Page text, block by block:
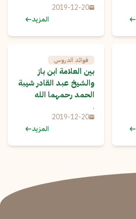
2019-12-20
المزيد
فوائد الدروس
بين العلامة ابن باز
والشيخ عبد القادر شيبة
الحمد رحمهما الله
.
2019-12-20
المزيد